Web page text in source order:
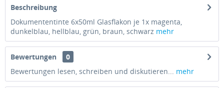
Beschreibung
Dokumententinte 6x50ml Glasflakon je 1x magenta,
dunkelblau, hellblau, grün, braun, schwarz mehr
Bewertungen
0
Bewertungen lesen, schreiben und diskutieren... mehr